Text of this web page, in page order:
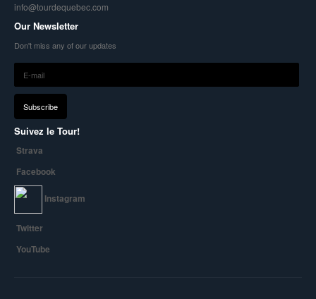
info@tourdequebec.com
Our Newsletter
Don't miss any of our updates
Suivez le Tour!
Strava
Facebook
Instagram
Twitter
YouTube